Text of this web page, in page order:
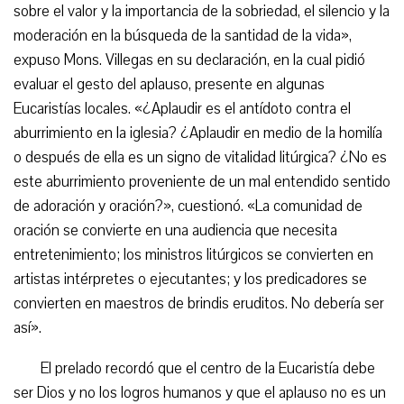
sobre el valor y la importancia de la sobriedad, el silencio y la
moderación en la búsqueda de la santidad de la vida»,
expuso Mons. Villegas en su declaración, en la cual pidió
evaluar el gesto del aplauso, presente en algunas
Eucaristías locales. «¿Aplaudir es el antídoto contra el
aburrimiento en la iglesia? ¿Aplaudir en medio de la homilía
o después de ella es un signo de vitalidad litúrgica? ¿No es
este aburrimiento proveniente de un mal entendido sentido
de adoración y oración?», cuestionó. «La comunidad de
oración se convierte en una audiencia que necesita
entretenimiento; los ministros litúrgicos se convierten en
artistas intérpretes o ejecutantes; y los predicadores se
convierten en maestros de brindis eruditos. No debería ser
así».
El prelado recordó que el centro de la Eucaristía debe
ser Dios y no los logros humanos y que el aplauso no es un